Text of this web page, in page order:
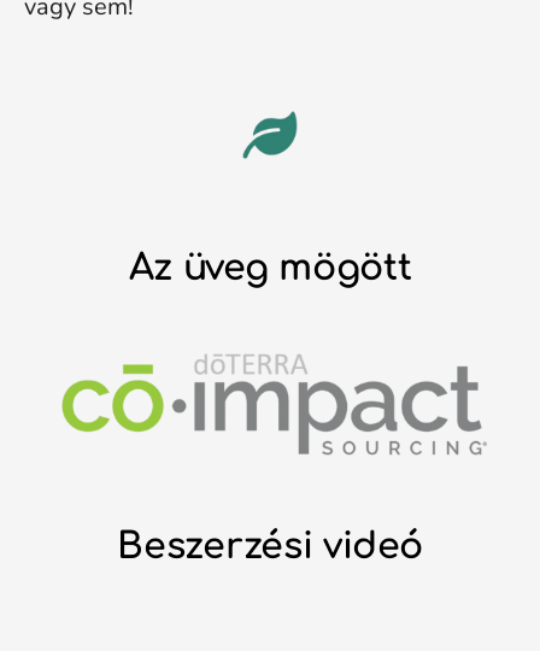
vagy sem!
Az üveg mögött
Beszerzési videó